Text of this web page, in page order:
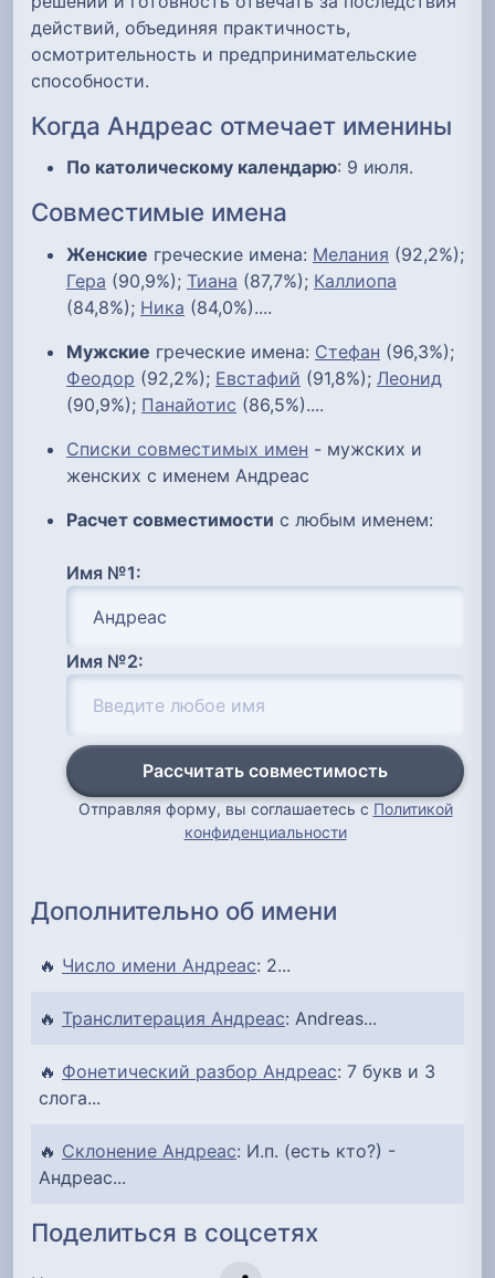
действий, объединяя практичность,
осмотрительность и предпринимательские
способности.
Когда Андреас отмечает именины
По католическому календарю: 9 июля.
Совместимые имена
Женские греческие имена: Мелания (92,2%);
Гера (90,9%); Тиана (87,7%); Каллиопа
(84,8%); Ника (84,0%)....
Мужские греческие имена: Стефан (96,3%);
Феодор (92,2%); Евстафий (91,8%); Леонид
(90,9%); Панайотис (86,5%)....
Списки совместимых имен - мужских и
женских с именем Андреас
Расчет совместимости с любым именем:
Имя №1:
Имя №2:
Рассчитать совместимость
Отправляя форму, вы соглашаетесь с Политикой
конфиденциальности
Дополнительно об имени
🔥 Число имени Андреас: 2...
🔥 Транслитерация Андреас: Andreas...
🔥 Фонетический разбор Андреас: 7 букв и 3
слога...
🔥 Склонение Андреас: И.п. (есть кто?) -
Андреас...
Поделиться в соцсетях